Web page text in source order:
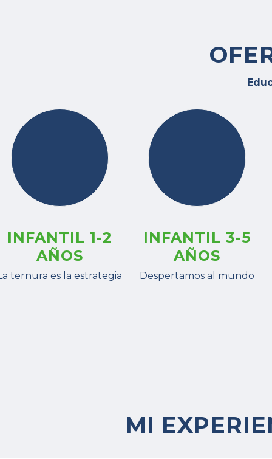
INFANTIL 1-2
AÑOS
ternura es la estrategia
INFANTIL 3-5
AÑOS
Despertamos al mundo
MI